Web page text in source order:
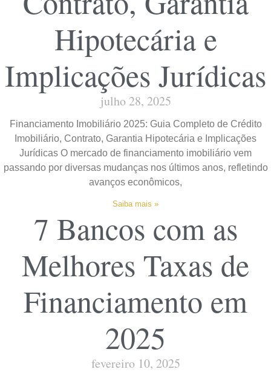
Hipotecária e
Implicações Jurídicas
julho 28, 2025
Financiamento Imobiliário 2025: Guia Completo de Crédito
Imobiliário, Contrato, Garantia Hipotecária e Implicações
Jurídicas O mercado de financiamento imobiliário vem
passando por diversas mudanças nos últimos anos, refletindo
avanços econômicos,
Saiba mais »
7 Bancos com as
Melhores Taxas de
Financiamento em
2025
fevereiro 10, 2025